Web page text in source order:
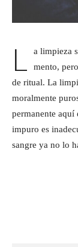
L
a limpieza
mento,
de ritual. La
moralmente
permanente aquí
impuro es
sangre ya no lo